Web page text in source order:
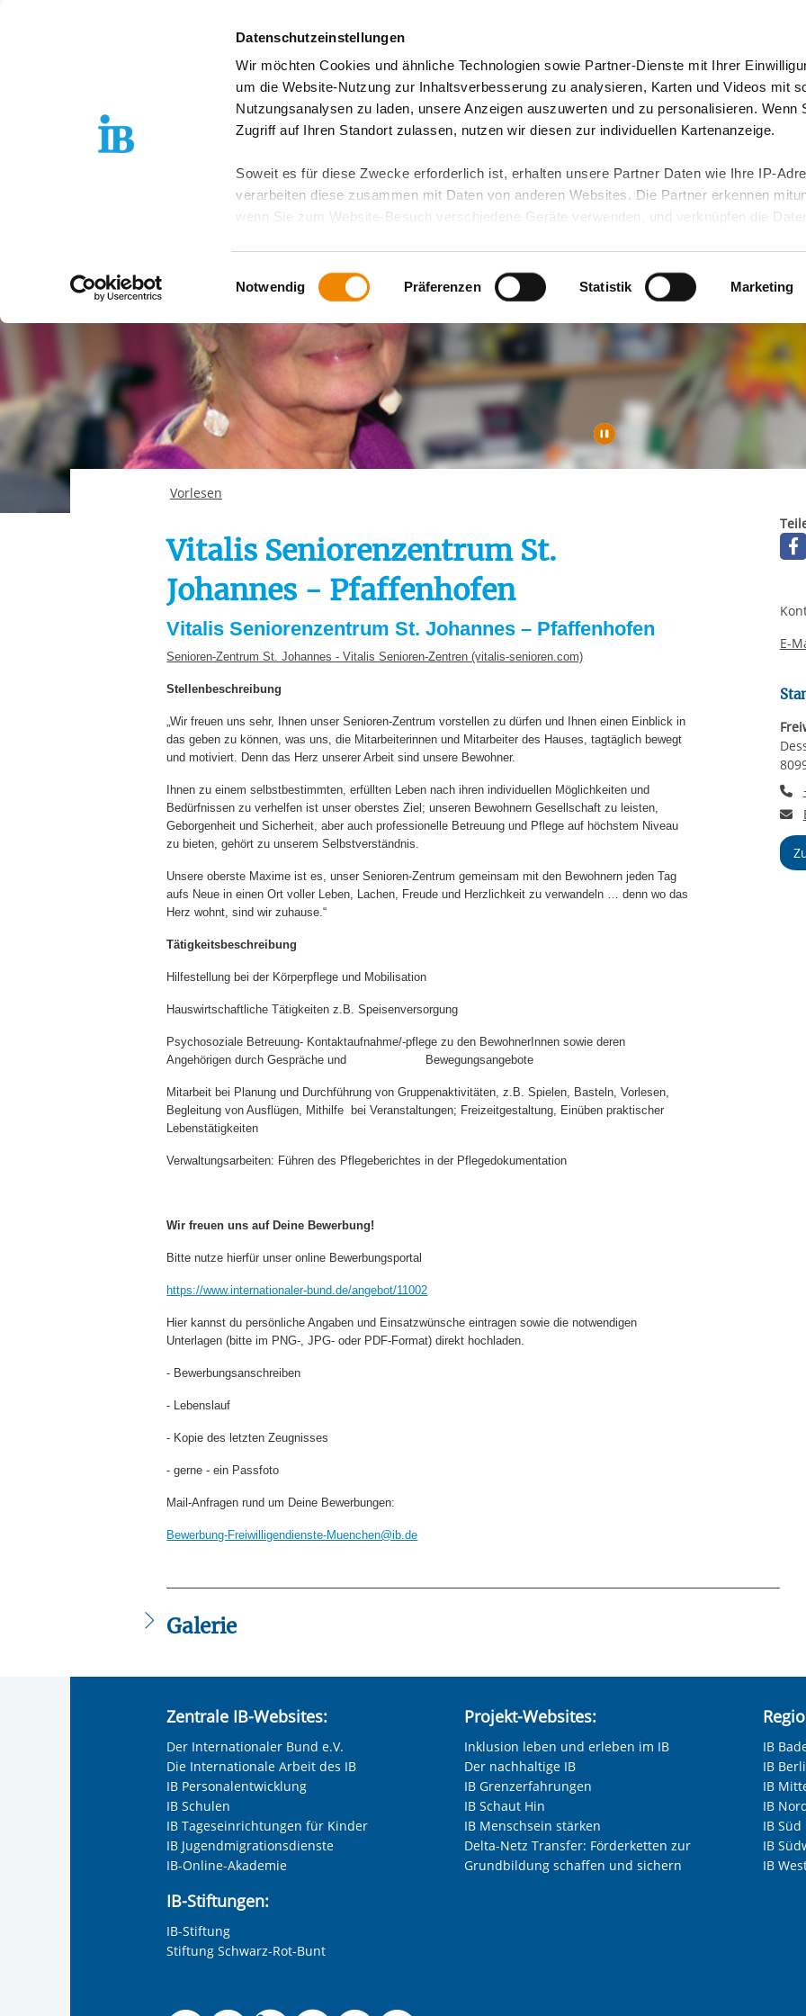
Datenschutzeinstellungen
Wir möchten Cookies und ähnliche Technologien sowie Partner-Dienste mit Ihrer
um die Website-Nutzung zur Inhaltsverbesserung zu analysieren, Karten und Videos mit
Nutzungsanalysen zu laden, unsere Anzeigen auszuwerten und zu personalisieren. Wenn
Zugriff auf Ihren Standort zulassen, nutzen wir diesen zur individuellen Kartenanzeige.
Soweit es für diese Zwecke erforderlich ist, erhalten unsere Partner Daten wie Ihre IP-
verarbeiten diese zusammen mit Daten von anderen Websites. Die Partner erkennen
wenn Sie zum Website-Besuch verschiedene Geräte verwenden, und verknüpfen die Daten
zusätzlichen Risiken für Ihre Daten führen kann.
Weitere Details finden Sie in unserenDatenschutzhinweisenund in unsererCookie-
Sie möchten, dass alle Website-Funktionen für diese Zwecke aktiviert sind, müssen Sie
Kategorien auswählen. Sie können mittels nachfolgender Buttons über Ihre Einwilligung für
Zwecke entscheiden und Ihre erteilte Einwilligung stets für die Zukunft widerrufen. Bitte
Ihre etwaige Einwilligung erstreckt sich nicht auf notwendige Cookies, die erforderlich zur
der von Ihnen aufgerufenen und somit gewünschten Website-Funktionen sind. Diese
aufgrund berechtigter Interessen und daher unabhängig von einer Einwilligung.
Einwilligungsauswahl
Notwendig Präferenzen Statistik Marketing
Freiwilligendienst Deutschland
Freiwilligendienst Ausland In
Automatische
Vorlesen
Vitalis Seniorenzentrum St.
Johannes - Pfaffenhofen
Vitalis Seniorenzentrum St. Johannes – Pfaffenhofen
Senioren-Zentrum St. Johannes - Vitalis Senioren-Zentren (vitalis-senioren.com)
Stellenbeschreibung
„Wir freuen uns sehr, Ihnen unser Senioren-Zentrum vorstellen zu dürfen und Ihnen einen Einblick in
das geben zu können, was uns, die Mitarbeiterinnen und Mitarbeiter des Hauses, tagtäglich bewegt
und motiviert. Denn das Herz unserer Arbeit sind unsere Bewohner.
Ihnen zu einem selbstbestimmten, erfüllten Leben nach ihren individuellen Möglichkeiten und
Bedürfnissen zu verhelfen ist unser oberstes Ziel; unseren Bewohnern Gesellschaft zu leisten,
Geborgenheit und Sicherheit, aber auch professionelle Betreuung und Pflege auf höchstem Niveau
zu bieten, gehört zu unserem Selbstverständnis.
Unsere oberste Maxime ist es, unser Senioren-Zentrum gemeinsam mit den Bewohnern jeden Tag
aufs Neue in einen Ort voller Leben, Lachen, Freude und Herzlichkeit zu verwandeln … denn wo das
Herz wohnt, sind wir zuhause.“
Tätigkeitsbeschreibung
Hilfestellung bei der Körperpflege und Mobilisation
Hauswirtschaftliche Tätigkeiten z.B. Speisenversorgung
Psychosoziale Betreuung- Kontaktaufnahme/-pflege zu den BewohnerInnen sowie deren
Angehörigen durch Gespräche und Bewegungsangebote
Mitarbeit bei Planung und Durchführung von Gruppenaktivitäten, z.B. Spielen, Basteln, Vorlesen,
Begleitung von Ausflügen, Mithilfe bei Veranstaltungen; Freizeitgestaltung, Einüben praktischer
Lebenstätigkeiten
Verwaltungsarbeiten: Führen des Pflegeberichtes in der Pflegedokumentation
Wir freuen uns auf Deine Bewerbung!
Bitte nutze hierfür unser online Bewerbungsportal
https://www.internationaler-bund.de/angebot/11002
Hier kannst du persönliche Angaben und Einsatzwünsche eintragen sowie die notwendigen
Unterlagen (bitte im PNG-, JPG- oder PDF-Format) direkt hochladen.
- Bewerbungsanschreiben
- Lebenslauf
- Kopie des letzten Zeugnisses
- gerne - ein Passfoto
Mail-Anfragen rund um Deine Bewerbungen:
Bewerbung-Freiwilligendienste-Muenchen@ib.de
Galerie
E-
Zentrale IB-Websites:
Der Internationaler Bund e.V.
Die Internationale Arbeit des IB
IB Personalentwicklung
IB Schulen
IB Tageseinrichtungen für Kinder
IB Jugendmigrationsdienste
IB-Online-Akademie
IB-Stiftungen:
IB-Stiftung
Stiftung Schwarz-Rot-Bunt
Projekt-Websites:
Inklusion leben und erleben im IB
Der nachhaltige IB
IB Grenzerfahrungen
IB Schaut Hin
IB Menschsein stärken
Delta-Netz Transfer: Förderketten zur
Grundbildung schaffen und sichern
IB
IB
IB
IB
IB Süd
IB
IB